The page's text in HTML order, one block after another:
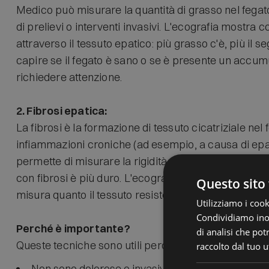
Medico può misurare la quantità di grasso nel
di prelievi o interventi invasivi. L'ecografia mostra
attraverso il tessuto epatico: più grasso c'è, più il
capire se il fegato è sano o se è presente un
richiedere attenzione.
2. Fibrosi epatica:
La fibrosi è la formazione di tessuto cicatriziale nel
infiammazioni croniche (ad esempio, a causa di
permette di misurare la rigidità del fegato: un
con fibrosi è più duro. L'ecografia invia onde di
misura quanto il tessuto resiste, fornendo
Perché è importante?
Queste tecniche sono utili perché:
Questo
Utilizziamo i
Condividiamo
di analisi che
raccolto dal tuo